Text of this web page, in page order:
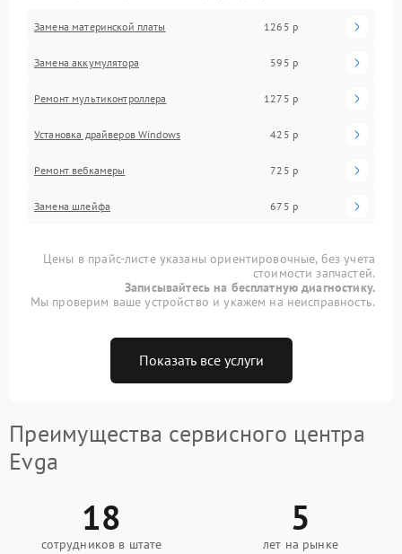
Замена материнской платы 1265 р
Замена аккумулятора 595 р
Ремонт мультиконтроллера 1275 р
Установка драйверов Windows 425 р
Ремонт вебкамеры 725 р
Замена шлейфа 675 р
Цены в прайс-листе указаны ориентировочные, без учета
стоимости запчастей.
Записывайтесь на бесплатную диагностику.
Мы проверим ваше устройство и укажем на неисправность.
Показать все услуги
Преимущества сервисного центра
Evga
18
сотрудников в штате
5
лет на рынке